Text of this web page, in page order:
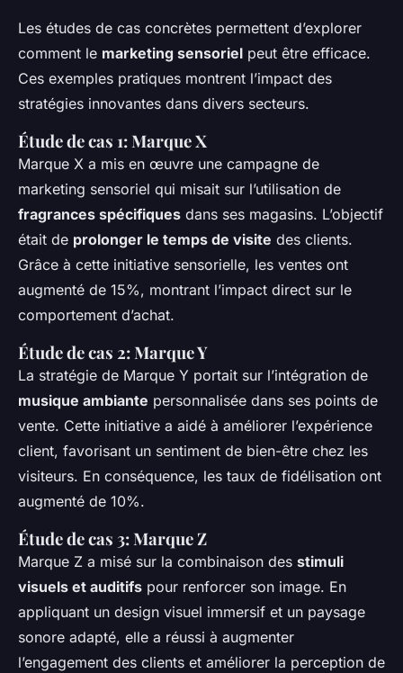
Les études de cas concrètes permettent d’explorer
comment le marketing sensoriel peut être efficace.
Ces exemples pratiques montrent l’impact des
stratégies innovantes dans divers secteurs.
Étude de cas 1: Marque X
Marque X a mis en œuvre une campagne de
marketing sensoriel qui misait sur l’utilisation de
fragrances spécifiques dans ses magasins. L’objectif
était de prolonger le temps de visite des clients.
Grâce à cette initiative sensorielle, les ventes ont
augmenté de 15%, montrant l’impact direct sur le
comportement d’achat.
Étude de cas 2: Marque Y
La stratégie de Marque Y portait sur l’intégration de
musique ambiante personnalisée dans ses points de
vente. Cette initiative a aidé à améliorer l’expérience
client, favorisant un sentiment de bien-être chez les
visiteurs. En conséquence, les taux de fidélisation ont
augmenté de 10%.
Étude de cas 3: Marque Z
Marque Z a misé sur la combinaison des stimuli
visuels et auditifs pour renforcer son image. En
appliquant un design visuel immersif et un paysage
sonore adapté, elle a réussi à augmenter
l’engagement des clients et améliorer la perception de